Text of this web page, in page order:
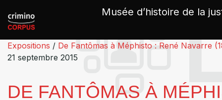
Musée d’histoire de la
Expositions / De Fantômas à Méphisto : René Navarre
21 septembre 2015
DE FANTÔMAS À
Panneau de gestion des cookies